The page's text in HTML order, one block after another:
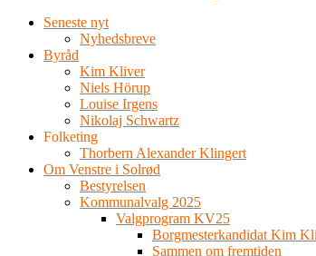
Seneste nyt
Nyhedsbreve
Byråd
Kim Kliver
Niels Hörup
Louise Irgens
Nikolaj Schwartz
Folketing
Thorbern Alexander Klingert
Om Venstre i Solrød
Bestyrelsen
Kommunalvalg 2025
Valgprogram KV25
Borgmesterkandidat Kim
Sammen om fremtiden